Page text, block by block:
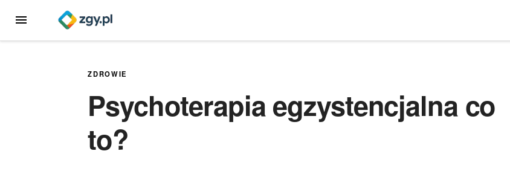
MENU
ZDROWIE
Psychoterapia egzystencjalna co
to?